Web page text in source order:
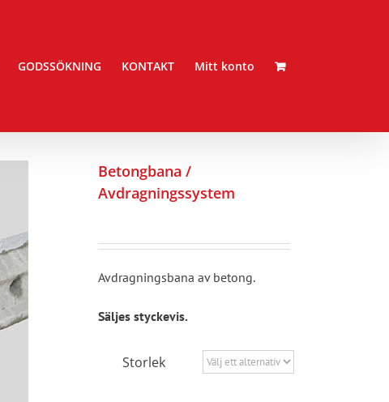
GODSSÖKNING KONTAKT Mitt konto
Betongbana /
Avdragningssystem
Avdragningsbana av betong.
Säljes styckevis.
Storlek